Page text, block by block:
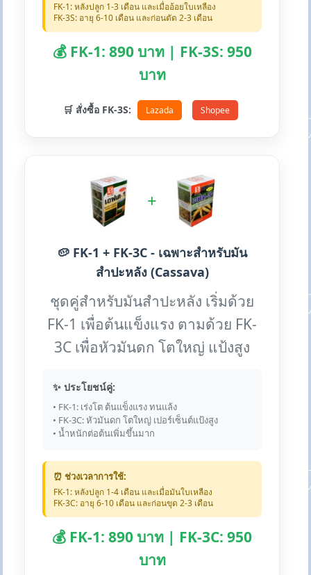
FK-1: หลังปลูก 1-3 เดือน และเมื่ออ้อยใบเหลือง
FK-3S: อายุ 6-10 เดือน และก่อนตัด 2-3 เดือน
💰 FK-1: 890 บาท | FK-3S: 950
บาท
🛒 สั่งซื้อ FK-3S: Lazada Shopee
+
🥔 FK-1 + FK-3C - เฉพาะสำหรับมัน
สำปะหลัง (Cassava)
ชุดคู่สำหรับมันสำปะหลัง เริ่มด้วย
FK-1 เพื่อต้นแข็งแรง ตามด้วย FK-
3C เพื่อหัวมันดก โตใหญ่ แป้งสูง
✨ ประโยชน์คู่:
• FK-1: เร่งโต ต้นแข็งแรง ทนแล้ง
• FK-3C: หัวมันดก โตใหญ่ เปอร์เซ็นต์แป้งสูง
• น้ำหนักต่อต้นเพิ่มขึ้นมาก
⏰ ช่วงเวลาการใช้:
FK-1: หลังปลูก 1-4 เดือน และเมื่อมันใบเหลือง
FK-3C: อายุ 6-10 เดือน และก่อนขุด 2-3 เดือน
💰 FK-1: 890 บาท | FK-3C: 950
บาท